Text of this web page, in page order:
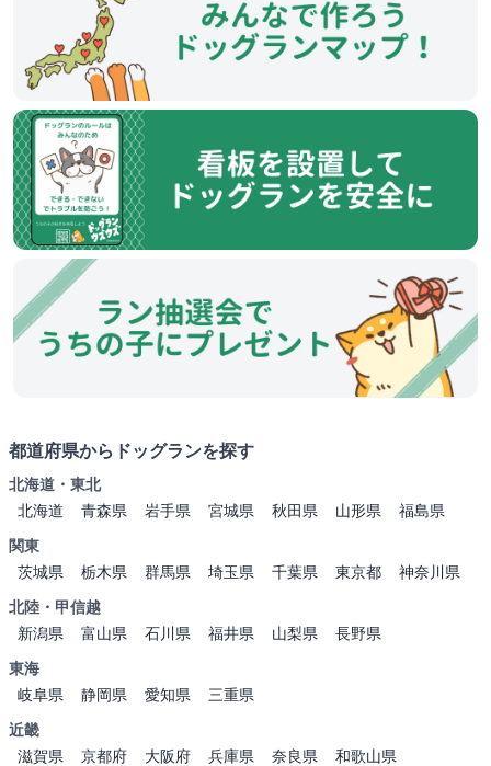
都道府県からドッグランを探す
北海道・東北
北海道
青森県 岩手県 宮城県 秋田県 山形県
福島県
関東
茨城県
栃木県 群馬県 埼玉県 千葉県 東京都
神奈川県
北陸・甲信越
新潟県
富山県 石川県 福井県 山梨県
長野県
東海
岐阜県
静岡県 愛知県
三重県
近畿
滋賀県
京都府 大阪府 兵庫県 奈良県
和歌山県